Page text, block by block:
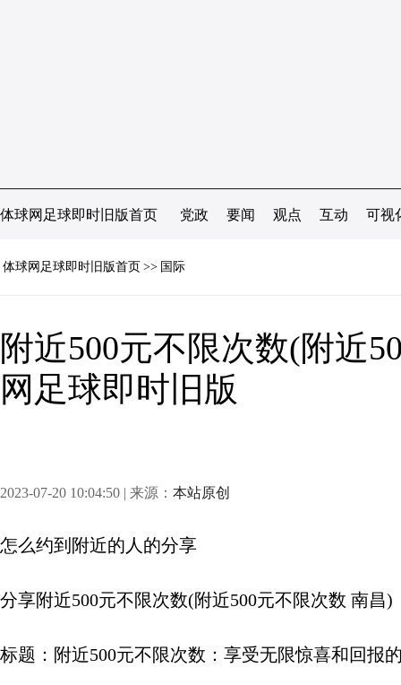
体球网足球即时旧版首页 党政 要闻 观点 互动 可视
体球网足球即时旧版首页 >> 国际
附近500元不限次数(附近
网足球即时旧版
2023-07-20 10:04:50 | 来源： 本站原创
怎么约到附近的人 的分享
分享附近500元不限次数(附近500元不限次数 南昌)
标题：附近500元不限次数：享受无限惊喜和回报